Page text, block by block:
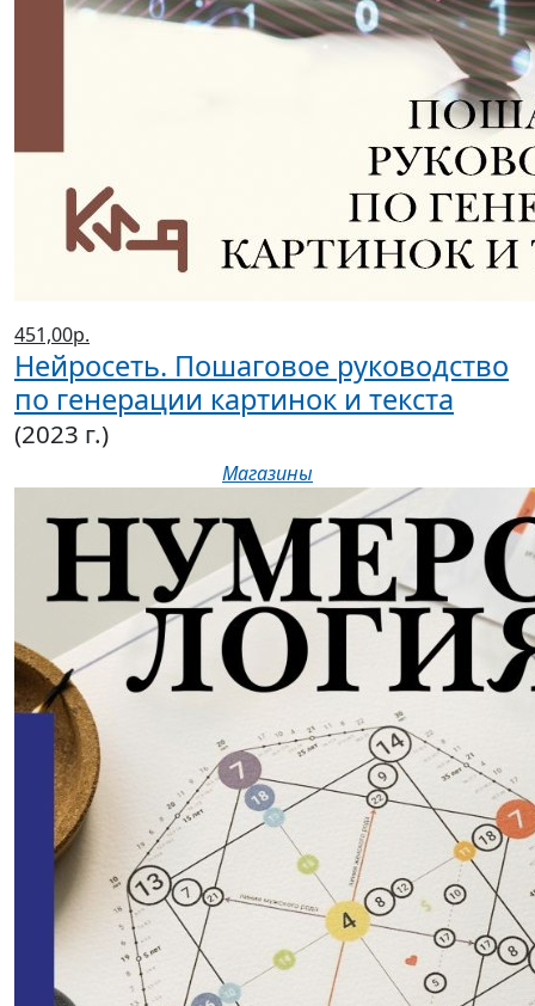
451,00р.
Нейросеть. Пошаговое руководство
по генерации картинок и текста
(2023 г.)
Магазины